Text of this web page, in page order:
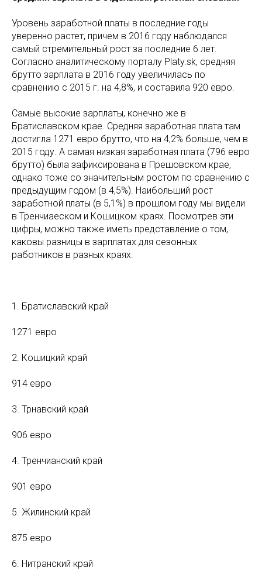
Уровень заработной платы в последние годы
уверенно растет, причем в 2016 году наблюдался
самый стремительный рост за последние 6 лет.
Согласно аналитическому порталу Platy.sk, cредняя
брутто зарплата в 2016 году увеличилась по
сравнению с 2015 г. на 4,8%, и составила 920 евро.
Самые высокие зарплаты, конечно же в
Братиславском крае. Средняя заработная плата там
достигла 1271 евро брутто, что на 4,2% больше, чем в
2015 году. А самая низкая заработная плата (796 евро
брутто) была зафиксирована в Прешовском крае,
однако тоже со значительным ростом по сравнению с
предыдущим годом (в 4,5%). Наибольший рост
заработной платы (в 5,1%) в прошлом году мы видели
в Тренчиаеском и Кошицком краях. Посмотрев эти
цифры, можно также иметь представление о том,
каковы разницы в зарплатах для сезонных
работников в разных краях.
1. Братиславский край
1271 евро
2. Кошицкий край
914 евро
3. Трнавский край
906 евро
4. Тренчианский край
901 евро
5. Жилинский край
875 евро
6. Нитранский край